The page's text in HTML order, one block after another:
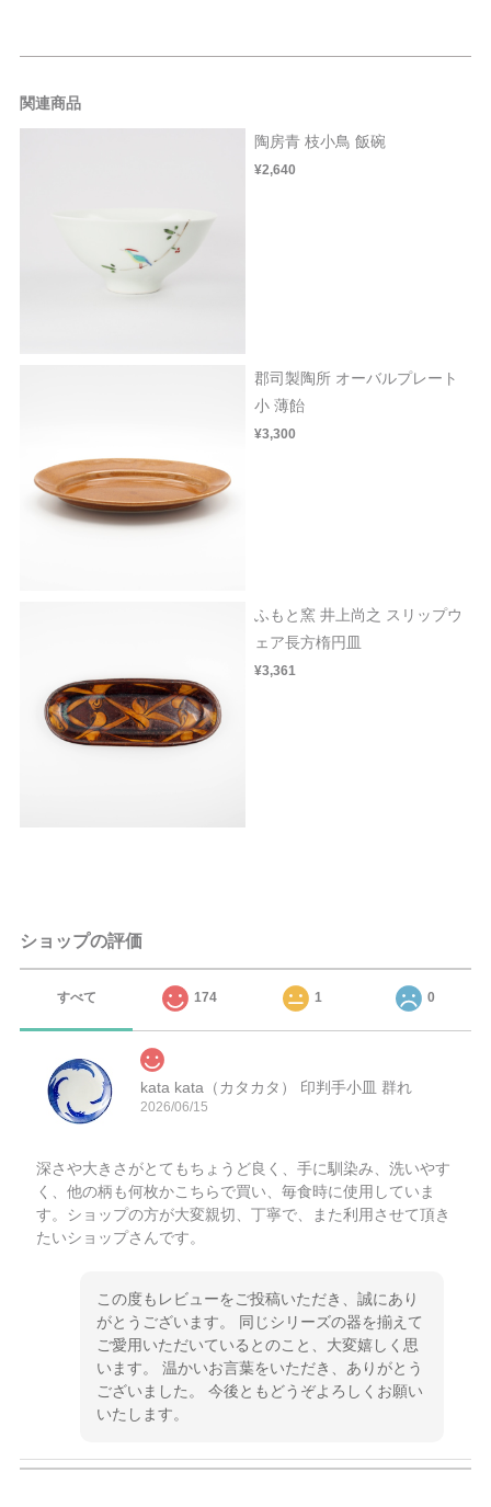
関連商品
陶房青 枝小鳥 飯碗
¥2,640
郡司製陶所 オーバルプレート
小 薄飴
¥3,300
ふもと窯 井上尚之 スリップウ
ェア長方楕円皿
¥3,361
ショップの評価
すべて 174 1 0
kata kata（カタカタ） 印判手小皿 群れ
2026/06/15
深さや大きさがとてもちょうど良く、手に馴染み、洗いやす
く、他の柄も何枚かこちらで買い、毎食時に使用していま
す。ショップの方が大変親切、丁寧で、また利用させて頂き
たいショップさんです。
この度もレビューをご投稿いただき、誠にあり
がとうございます。 同じシリーズの器を揃えて
ご愛用いただいているとのこと、大変嬉しく思
います。 温かいお言葉をいただき、ありがとう
ございました。 今後ともどうぞよろしくお願い
いたします。